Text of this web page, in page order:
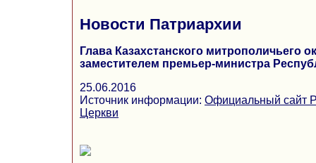
Новости Патриархии
Глава Казахстанского митрополичьего
заместителем премьер-министра
25.06.2016
Источник информации: Официальный сайт
Церкви